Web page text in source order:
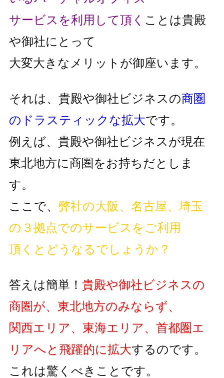
サービスを利用して頂く ことは貴殿
や御社にとって
大変大きなメリットが御座います。
それは、貴殿や御社ビジネスの商圏
のドラスティックな拡大です。
例えば、貴殿や御社ビジネスが現在
東北地方に商圏をお持ちだとしま
す。
ここで、 弊社の大阪、名古屋、埼玉
の３拠点でのサービスをご利用
頂くとどうなるでしょうか？
答えは簡単！ 貴殿や御社ビジネスの
商圏が、東北地方のみならず、
関西エリア、東海エリア、首都圏エ
リアへと飛躍的に拡大するのです。
これは驚くべきことです。